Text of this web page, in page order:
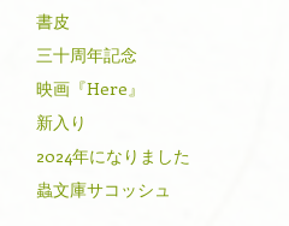
書皮
三十周年記念
映画『Here』
新入り
2024年になりました
蟲文庫サコッシュ